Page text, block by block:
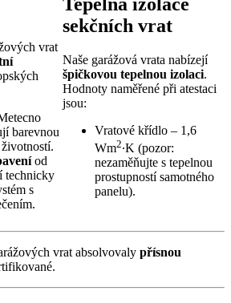
vrat
barevnou
od
technicky
s
sekčních vrat
Naše garážová vrata nabízejí
špičkovou tepelnou izolaci.
Hodnoty naměřené při atestaci
jsou:
Vratové křídlo – 1,6
Wm2∙K (pozor:
nezaměňujte s tepelnou
prostupností samotného
panelu).
vrat absolvovaly přísnou